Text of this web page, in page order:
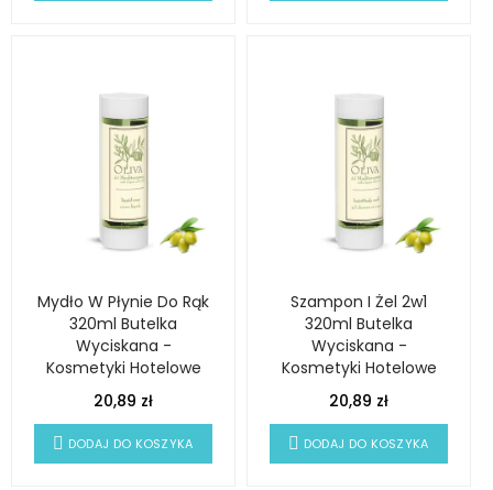
Mydło W Płynie Do Rąk
320ml Butelka
Wyciskana -
Kosmetyki Hotelowe
OLIVA
20,89 zł
DODAJ DO KOSZYKA
Szampon I Żel 2w1
320ml Butelka
Wyciskana -
Kosmetyki Hotelowe
OLIVA
20,89 zł
DODAJ DO KOSZYKA